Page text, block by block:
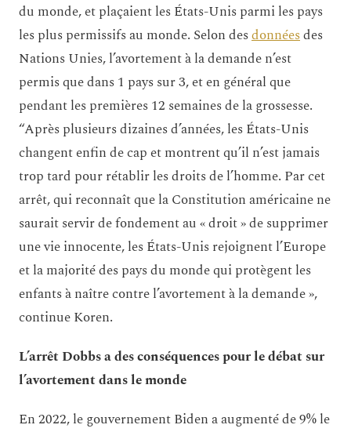
du monde, et plaçaient les États-Unis parmi les pays
les plus permissifs au monde. Selon desdonnéesdes
Nations Unies, l’avortement à la demande n’est
permis que dans 1 pays sur 3, et en général que
pendant les premières 12 semaines de la grossesse.
“Après plusieurs dizaines d’années, les États-Unis
changent enfin de cap et montrent qu’il n’est jamais
trop tard pour rétablir les droits de l’homme. Par cet
arrêt, qui reconnaît que la Constitution américaine ne
saurait servir de fondement au « droit » de supprimer
une vie innocente, les États-Unis rejoignent l’Europe
et la majorité des pays du monde qui protègent les
enfants à naître contre l’avortement à la demande »,
continue Koren.
L’arrêt Dobbs a des conséquences pour le débat sur
l’avortement dans le monde
En 2022, le gouvernement Biden a augmenté de 9% le